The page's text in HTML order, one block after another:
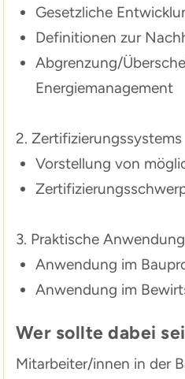
Gesetzliche
Definitionen zur
Abgrenzung/
Energiemanagement
2.
Vorstellung von
3. Praktische
Anwendung im
Anwendung im
Wer sollte dabei
Mitarbeiter/innen in der